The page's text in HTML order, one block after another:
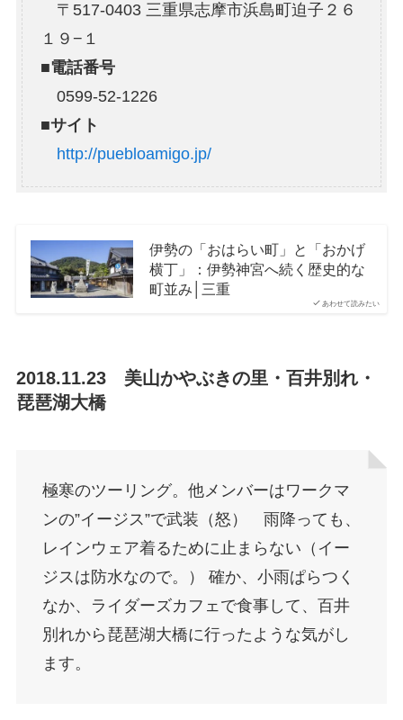
〒517-0403 三重県志摩市浜島町迫子２６
１９−１
■電話番号
0599-52-1226
■サイト
http://puebloamigo.jp/
あわせて読みたい
伊勢の「おはらい町」と「おかげ
横丁」：伊勢神宮へ続く歴史的な
町並み│三重
2018.11.23 美山かやぶきの里・百井別れ・
琵琶湖大橋
極寒のツーリング。他メンバーはワークマ
ンの”イージス”で武装（怒） 雨降っても、
レインウェア着るために止まらない（イー
ジスは防水なので。） 確か、小雨ぱらつく
なか、ライダーズカフェで食事して、百井
別れから琵琶湖大橋に行ったような気がし
ます。